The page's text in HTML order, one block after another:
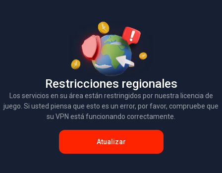
Restricciones regionales
Los servicios en su área están restringidos por nuestra licencia de
juego. Si usted piensa que esto es un error, por favor, compruebe que
su VPN está funcionando correctamente.
Atualizar